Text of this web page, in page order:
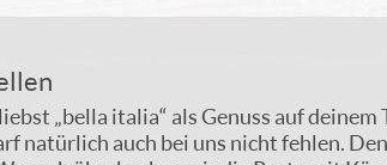
„bella italia“ als Genuss auf
natürlich auch bei uns nicht fehlen.